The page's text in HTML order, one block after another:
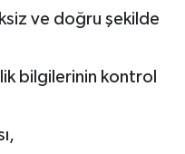
ve doğru şekilde
bilgilerinin kontrol